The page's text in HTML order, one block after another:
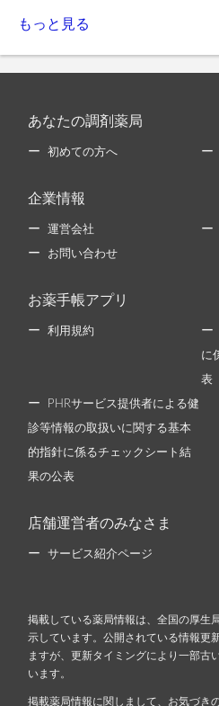
もっと見る
あなたの調剤薬局
初めての方へ
企業情報
運営会社
お問い合わせ
お薬手帳アプリ
利用規約
に
表
PHRサービス提供者による健
診等情報の取扱いに関する基本
的指針に係るチェックシート結
果の公表
店舗運営者のみなさま
サービス紹介ページ
掲載している薬局情報は、全国の厚生
示しています。公開されている情報更
ますが、更新タイミングにより一部古
います。
掲載薬局情報に関しまして、お気づき